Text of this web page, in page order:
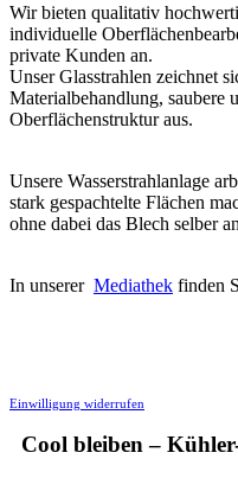
Wir bieten qualitativ
individuelle
private Kunden an.
Unser Glasstrahlen zeichnet
Materialbehandlung, saubere
Oberflächenstruktur aus.
Unsere Wasserstrahlanlage
stark gespachtelte Flächen
ohne dabei das Blech selber
In unserer Mediathek finden
Einwilligung widerrufen
Cool bleiben –